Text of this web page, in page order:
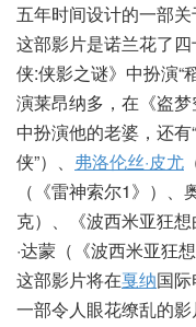
五年时间设计的一部关
这部影片是诺兰花了
侠:侠影之谜》中扮演“
演莱昂纳多，在《盗
中扮演他的老婆，还有
侠”）、 弗洛伦丝·皮尤
（《雷神索尔1》）、
克）、《波西米亚狂
·达蒙（《波西米亚狂
这部影片将在戛纳国
一部令人眼花缭乱的影